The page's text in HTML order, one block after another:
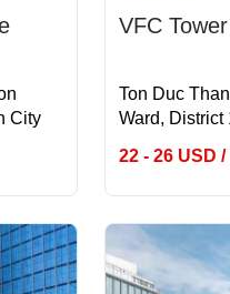
City
VFC Tower
Ton Duc
Ward, District
22 - 26 USD /